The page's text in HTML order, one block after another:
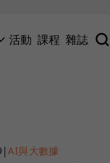
活動 課程 雜誌
|AI與大數據